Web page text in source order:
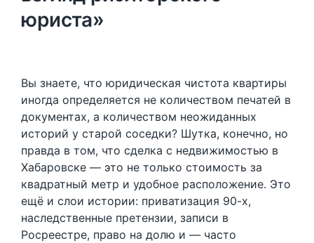
юриста»
Вы знаете, что юридическая чистота квартиры
иногда определяется не количеством печатей в
документах, а количеством неожиданных
историй у старой соседки? Шутка, конечно, но
правда в том, что сделка с недвижимостью в
Хабаровске — это не только стоимость за
квадратный метр и удобное расположение. Это
ещё и слои истории: приватизация 90-х,
наследственные претензии, записи в
Росреестре, право на долю и — часто